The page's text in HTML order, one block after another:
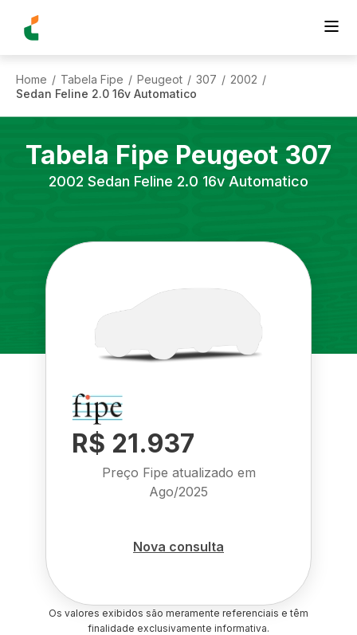
Home / Tabela Fipe / Peugeot / 307 / 2002 /
Sedan Feline 2.0 16v Automatico
Tabela Fipe Peugeot 307
2002 Sedan Feline 2.0 16v Automatico
R$ 21.937
Preço Fipe atualizado em
Ago/2025
Nova consulta
Os valores exibidos são meramente referenciais e têm
finalidade exclusivamente informativa.